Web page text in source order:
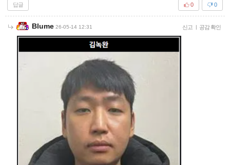
답글 0
0
Blume 26-05-14 12:31 신고 | 공감 확인